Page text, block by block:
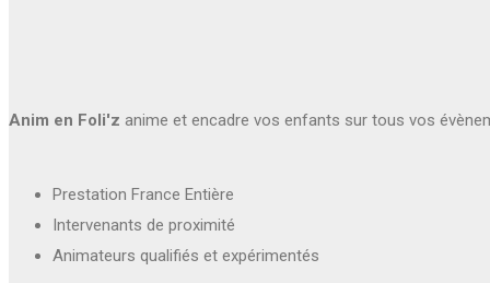
Anim en Foli'z anime et encadre vos enfants sur tous vos
Prestation France Entière
Intervenants de proximité
Animateurs qualifiés et expérimentés